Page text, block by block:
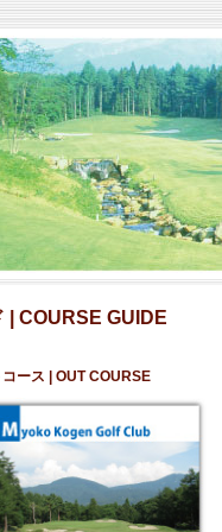
| COURSE GUIDE
ース | OUT COURSE